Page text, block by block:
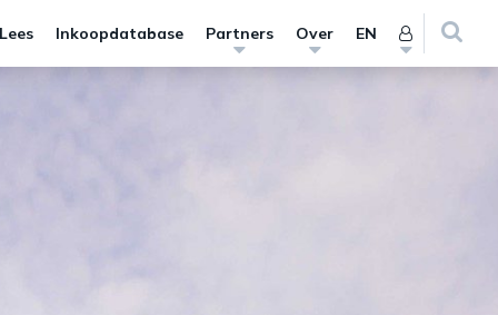
Inkoopdatabase Partners Over EN